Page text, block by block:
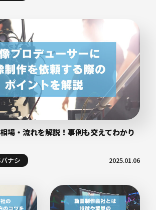
場・流れを解説！事例も交えてわかり
ナシ 2025.01.06